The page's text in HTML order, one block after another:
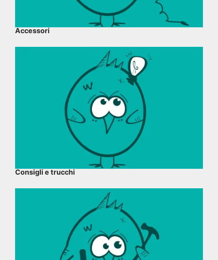
Accessori
Consigli e trucchi